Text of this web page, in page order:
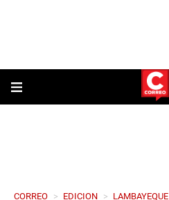
CORREO > EDICION > LAMBAYEQUE